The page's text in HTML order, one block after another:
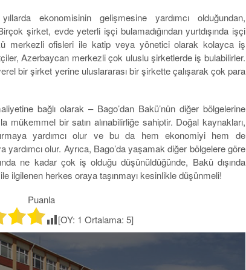
ekonomisinin gelişmesine yardımcı olduğundan,
şirket, evde yeterli işçi bulamadığından yurtdışında işçi
merkezli ofisleri ile katip veya yönetici olarak kolayca iş
Azerbaycan merkezli çok uluslu şirketlerde iş bulabilirler.
bir şirket yerine uluslararası bir şirkette çalışarak çok para
bağlı olarak – Bago’dan Bakü’nün diğer bölgelerine
mükemmel bir satın alınabilirliğe sahiptir. Doğal kaynakları,
yardımcı olur ve bu da hem ekonomiyi hem de
yardımcı olur. Ayrıca, Bago’da yaşamak diğer bölgelere göre
ne kadar çok iş olduğu düşünüldüğünde, Bakü dışında
ilgilenen herkes oraya taşınmayı kesinlikle düşünmeli!
Puanla
[OY: 1 Ortalama: 5]